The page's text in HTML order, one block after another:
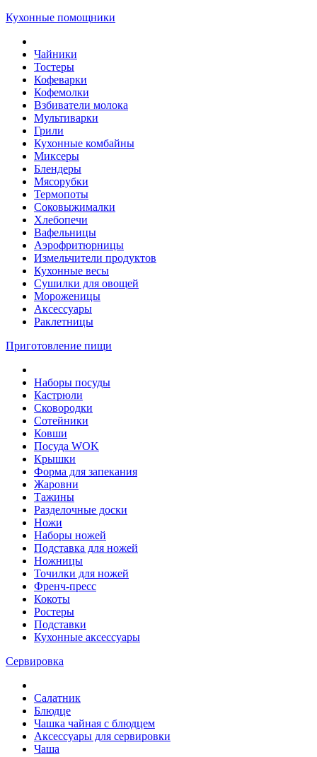
Кухонные помощники
Чайники
Тостеры
Кофеварки
Кофемолки
Взбиватели молока
Мультиварки
Грили
Кухонные комбайны
Mиксеры
Блендеры
Мясорубки
Термопоты
Соковыжималки
Хлебопечи
Вафельницы
Аэрофритюрницы
Измельчители продуктов
Кухонные весы
Сушилки для овощей
Мороженицы
Аксессуары
Раклетницы
Приготовление пищи
Наборы посуды
Кастрюли
Сковородки
Сотейники
Ковши
Посуда WOK
Крышки
Форма для запекания
Жаровни
Тажины
Разделочные доски
Ножи
Наборы ножей
Подставка для ножей
Ножницы
Точилки для ножей
Френч-пресс
Кокоты
Ростеры
Подставки
Кухонные аксессуары
Сервировка
Салатник
Блюдце
Чашка чайная с блюдцем
Аксессуары для сервировки
Чаша